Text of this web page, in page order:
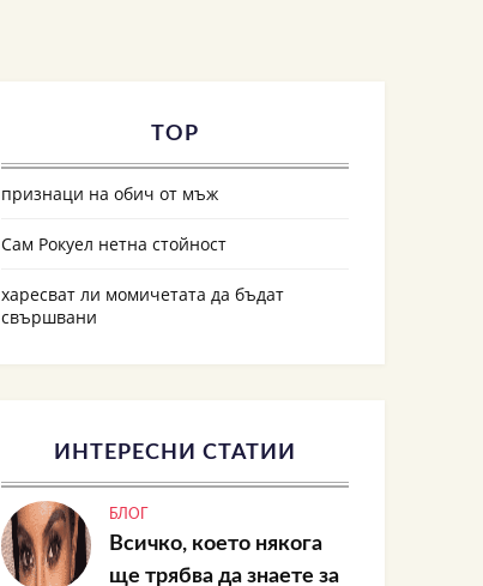
TOP
признаци на обич от мъж
Сам Рокуел нетна стойност
харесват ли момичетата да бъдат
свършвани
ИНТЕРЕСНИ СТАТИИ
БЛОГ
Всичко, което някога
ще трябва да знаете за